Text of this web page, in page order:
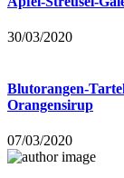
30/03/2020
Blutorangen-
Orangensirup
07/03/2020